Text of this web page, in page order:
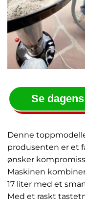
Se
Denne
produsenten er et
ønsker
Maskinen
17 liter med et
Med et raskt